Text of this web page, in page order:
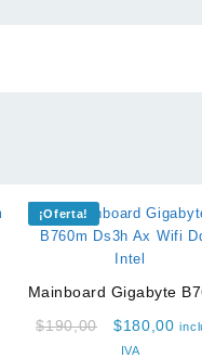
¡Oferta!
Mainboard Gigabyte
$190,00
Original
price
$180,00
IVA